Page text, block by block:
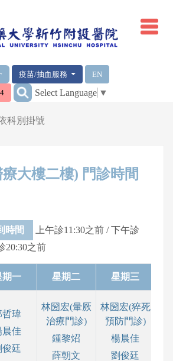
疫苗/抽血服務 EN
::: Select Language ▼
科別掛號
大樓二樓) 門診時間
時間
上午診11:30之前 / 下午診
20:30之前
期一 星期二 星期三
哲瑋
晨佳
俊廷
林圀宏(暈厥
治療門診)
鍾黎炤
薛朝文
林圀宏(猝死
預防門診)
楊晨佳
劉俊廷